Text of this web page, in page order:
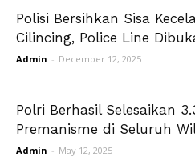
Polisi Bersihkan Sisa
Cilincing, Police Line
Admin - December 12, 2025
Polri Berhasil Selesaikan
Premanisme di Seluruh
Admin - May 12, 2025